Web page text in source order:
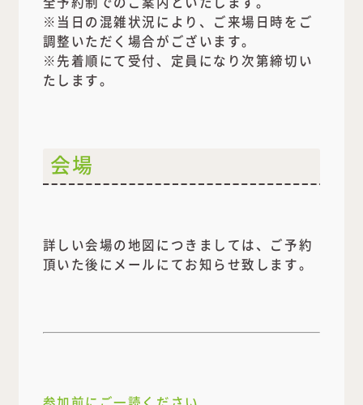
※当日の混雑状況により、ご来場日時をご
調整いただく場合がございます。
※先着順にて受付、定員になり次第締切い
たします。
会場
詳しい会場の地図につきましては、ご予約
頂いた後にメールにてお知らせ致します。